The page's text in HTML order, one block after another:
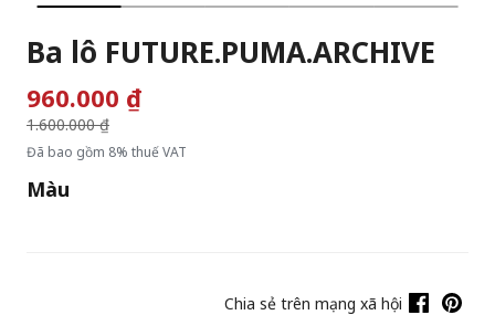
Ba lô FUTURE.PUMA.ARCHIVE
960.000 ₫Giá giảm từ
1.600.000 ₫
đến
Đã bao gồm 8% thuế VAT
Màu
Chia sẻ trên mạng xã hội